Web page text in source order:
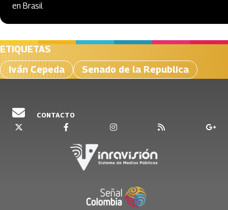
en Brasil
ETIQUETAS
Iván Cepeda
Senado de la Republica
CONTACTO